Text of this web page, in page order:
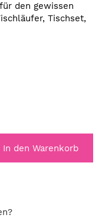
den gewissen
Tischset,
In den Warenkorb